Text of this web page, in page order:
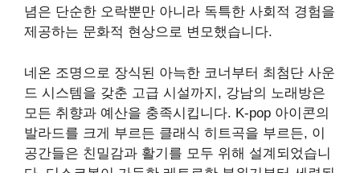
념은 단순한 오락뿐만 아니라 독특한 사회적 경험을
제공하는 문화적 현상으로 변모했습니다.
네온 조명으로 장식된 아늑한 코너부터 최첨단 사운
드 시스템을 갖춘 고급 시설까지, 강남의 노래방은
모든 취향과 예산을 충족시킵니다. K-pop 아이콘의
발라드를 크게 부르든 클래식 히트곡을 부르든, 이
공간들은 친밀감과 활기를 모두 위해 설계되었습니